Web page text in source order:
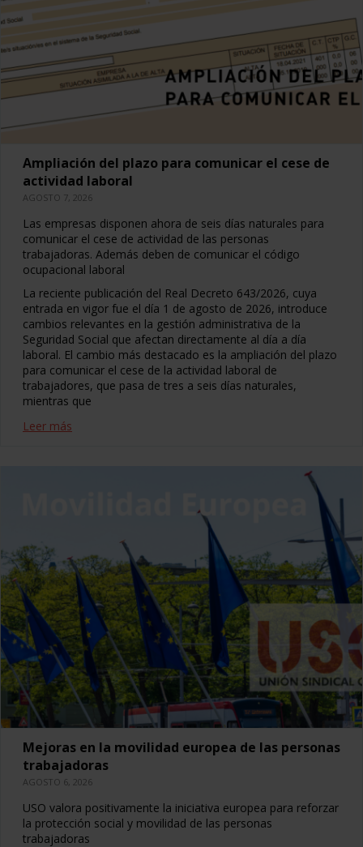
Ampliación del plazo para comunicar el cese de
actividad laboral
AGOSTO 7, 2026
Las empresas disponen ahora de seis días naturales para
comunicar el cese de actividad de las personas
trabajadoras. Además deben de comunicar el código
ocupacional laboral
La reciente publicación del Real Decreto 643/2026, cuya
entrada en vigor fue el día 1 de agosto de 2026, introduce
cambios relevantes en la gestión administrativa de la
Seguridad Social que afectan directamente al día a día
laboral. El cambio más destacado es la ampliación del plazo
para comunicar el cese de la actividad laboral de
trabajadores, que pasa de tres a seis días naturales,
mientras que
Leer más
Mejoras en la movilidad europea de las personas
trabajadoras
AGOSTO 6, 2026
USO valora positivamente la iniciativa europea para reforzar
la protección social y movilidad de las personas
trabajadoras